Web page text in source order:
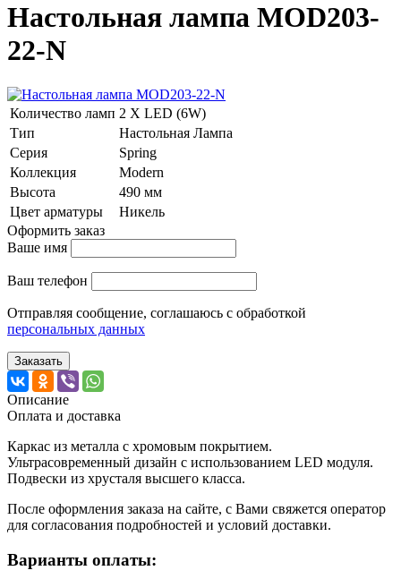
Настольная лампа MOD203-
22-N
Количество ламп 2 Х LED (6W)
Тип
Настольная Лампа
Серия
Spring
Коллекция
Modern
Высота
490 мм
Цвет арматуры
Никель
Оформить заказ
Ваше имя
Ваш телефон
Отправляя сообщение, соглашаюсь с обработкой
персональных данных
Заказать
Описание
Оплата и доставка
Каркас из металла с хромовым покрытием.
Ультрасовременный дизайн с использованием LED модуля.
Подвески из хрусталя высшего класса.
После оформления заказа на сайте, с Вами свяжется оператор
для согласования подробностей и условий доставки.
Варианты оплаты: